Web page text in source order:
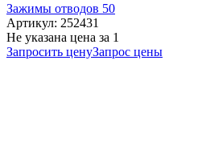
Зажимы отводов 50
Артикул: 252431
Не указана цена за 1
Запросить ценуЗапрос цены